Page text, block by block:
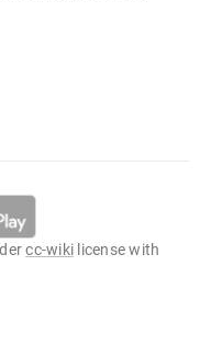
cc-wiki license with